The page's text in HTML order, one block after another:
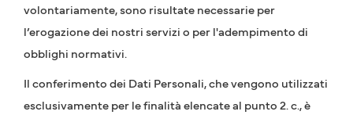
volontariamente, sono risultate necessarie per
l’erogazione dei nostri servizi o per l'adempimento di
obblighi normativi.
Il conferimento dei Dati Personali, che vengono utilizzati
esclusivamente per le finalità elencate al punto 2. c., è